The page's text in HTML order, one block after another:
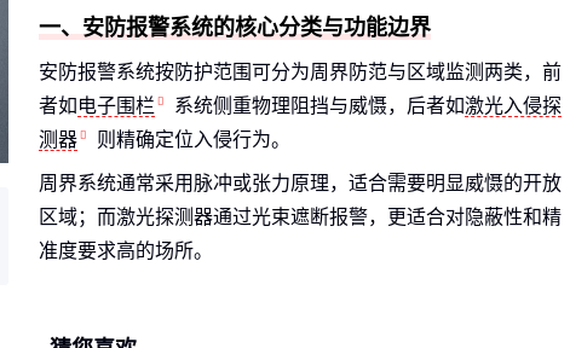
一、安防报警系统的核心分类与功能边界
安防报警系统按防护范围可分为周界防范与区域监测两类，前
者如 电子围栏 系统侧重物理阻挡与威慑，后者如激光入侵探
测器
则精确定位入侵行为。
周界系统通常采用脉冲或张力原理，适合需要明显威慑的开放
区域；而激光探测器通过光束遮断报警，更适合对隐蔽性和精
准度要求高的场所。